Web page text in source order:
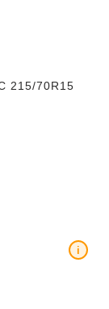
215/70R15
i